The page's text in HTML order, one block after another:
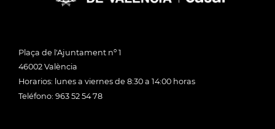
Plaça de l'Ajuntament nº 1
46002 València
Horarios: lunes a viernes de 8:30 a 14:00 horas
Teléfono: 963 52 54 78